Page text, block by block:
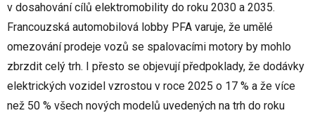
v dosahování cílů elektromobility do roku 2030 a 2035.
Francouzská automobilová lobby PFA varuje, že umělé
omezování prodeje vozů se spalovacími motory by mohlo
zbrzdit celý trh. I přesto se objevují předpoklady, že dodávky
elektrických vozidel vzrostou v roce 2025 o 17 % a že více
než 50 % všech nových modelů uvedených na trh do roku